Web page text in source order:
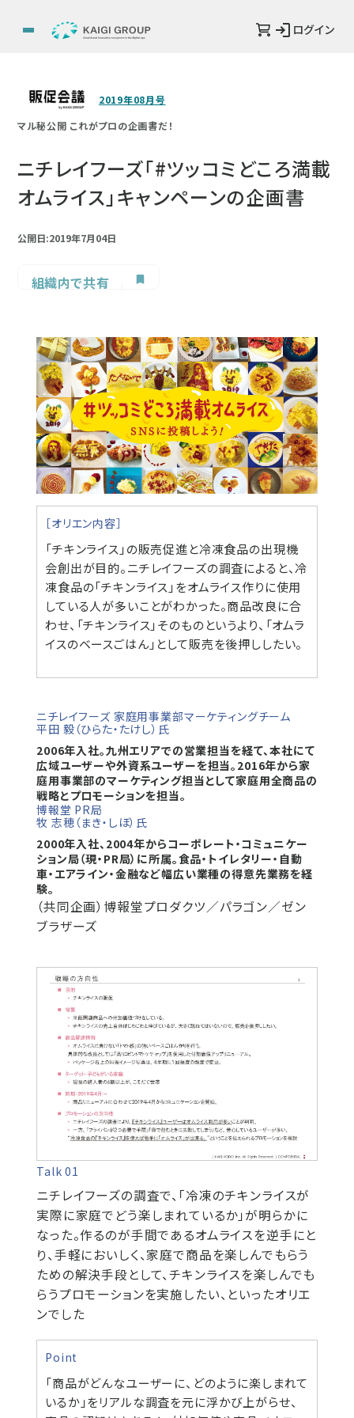
ログイン
2019年08月号
マル秘公開 これがプロの企画書だ！
ニチレイフーズ「#ツッコミどころ満載
オムライス」キャンペーンの企画書
公開日:2019年7月04日
組織内で共有
［オリエン内容］
「チキンライス」の販売促進と冷凍食品の出現機
会創出が目的。ニチレイフーズの調査によると、冷
凍食品の「チキンライス」をオムライス作りに使用
している人が多いことがわかった。商品改良に合
わせ、「チキンライス」そのものというより、「オムラ
イスのベースごはん」として販売を後押ししたい。
ニチレイフーズ 家庭用事業部マーケティングチーム
平田 毅（ひらた・たけし）氏
2006年入社。九州エリアでの営業担当を経て、本社にて
広域ユーザーや外資系ユーザーを担当。2016年から家
庭用事業部のマーケティング担当として家庭用全商品の
戦略とプロモーションを担当。
博報堂 PR局
牧 志穂（まき・しほ）氏
2000年入社、2004年からコーポレート・コミュニケー
ション局（現・PR局）に所属。食品・トイレタリー・自動
車・エアライン・金融など幅広い業種の得意先業務を経
験。
（共同企画）博報堂プロダクツ／パラゴン／ゼン
ブラザーズ
Talk 01
ニチレイフーズの調査で、「冷凍のチキンライスが
実際に家庭でどう楽しまれているか」が明らかに
なった。作るのが手間であるオムライスを逆手にと
り、手軽においしく、家庭で商品を楽しんでもらう
ための解決手段として、チキンライスを楽しんでも
らうプロモーションを実施したい、といったオリエ
ンでした
Point
「商品がどんなユーザーに、どのように楽しまれて
いるか」をリアルな調査を元に浮かび上がらせ、